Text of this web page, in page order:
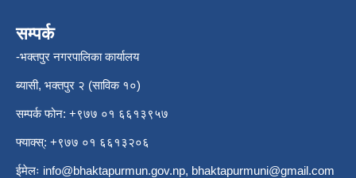
सम्पर्क
-भक्तपुर नगरपालिका कार्यालय
ब्यासी, भक्तपुर २ (साविक १०)
सम्पर्क फोन: +९७७ ०१ ६६१३९५७
फ्याक्स्: +९७७ ०१ ६६१३२०६
ईमेलः info@bhaktapurmun.gov.np, bhaktapurmuni@gmail.com